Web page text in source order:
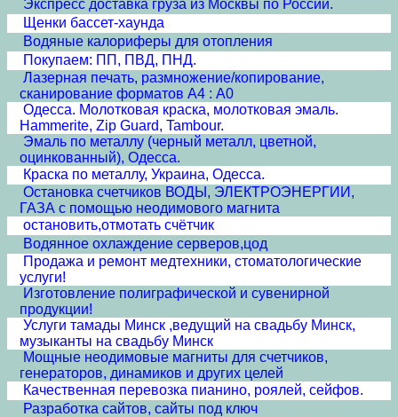
Экспресс доставка груза из Москвы по России.
Щенки бассет-хаунда
Водяные калориферы для отопления
Покупаем: ПП, ПВД, ПНД.
Лазерная печать, размножение/копирование,
сканирование форматов А4 : А0
Одесса. Молотковая краска, молотковая эмаль.
Hammerite, Zip Guard, Tambour.
Эмаль по металлу (черный металл, цветной,
оцинкованный), Одесса.
Краска по металлу, Украина, Одесса.
Остановка счетчиков ВОДЫ, ЭЛЕКТРОЭНЕРГИИ,
ГАЗА с помощью неодимового магнита
остановить,отмотать счётчик
Водянное охлаждение серверов,цод
Продажа и ремонт медтехники, стоматологические
услуги!
Изготовление полиграфической и сувенирной
продукции!
Услуги тамады Минск ,ведущий на свадьбу Минск,
музыканты на свадьбу Минск
Мощные неодимовые магниты для счетчиков,
генераторов, динамиков и других целей
Качественная перевозка пианино, роялей, сейфов.
Разработка сайтов, сайты под ключ